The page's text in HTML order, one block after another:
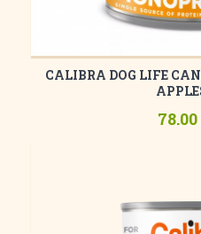
CALIBRA DOG LIFE